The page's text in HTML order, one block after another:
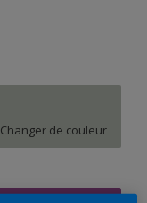
Changer de couleur